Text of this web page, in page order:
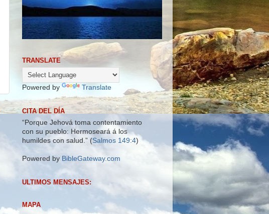
TRANSLATE
Powered by Translate
CITA DEL DÍA
“Porque Jehová toma contentamiento
con su pueblo: Hermoseará á los
humildes con salud.” (Salmos 149:4)
Powered by BibleGateway.com
ULTIMOS MENSAJES:
MAPA